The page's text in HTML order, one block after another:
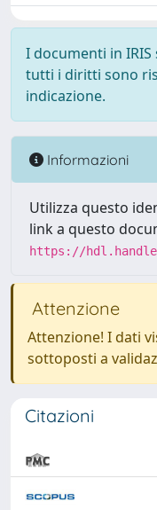
I documenti in
tutti i diritti sono
indicazione.
Informazioni
Utilizza questo
link a questo
https://
Attenzione
Attenzione! I dati
sottoposti a
Citazioni